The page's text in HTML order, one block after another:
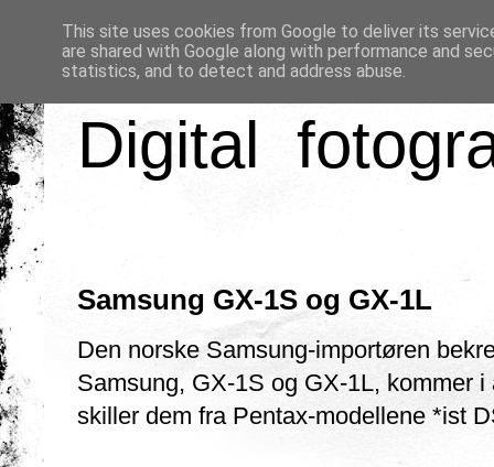
Digital
Samsung GX-1S og GX-1L
Den norske Samsung-importøren
Samsung, GX-1S og GX-1L, kommer
skiller dem fra Pentax-modellene *ist
This site uses cookies from Google to deliver its
are shared with Google along with performance and
statistics, and to detect and address abuse.